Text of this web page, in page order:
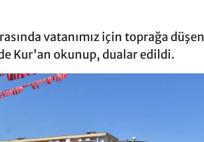
vatanımız için toprağa düşen
Kur'an okunup, dualar edildi.